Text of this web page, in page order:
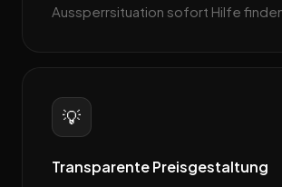
Aussperrsituation sofort Hilfe
💡
Transparente Preisgestaltung